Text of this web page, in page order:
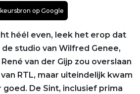
op Google
héél even, leek het erop dat
de studio van Wilfred Genee,
van der Gijp zou overslaan
RTL, maar uiteindelijk kwam
De Sint, inclusief prima